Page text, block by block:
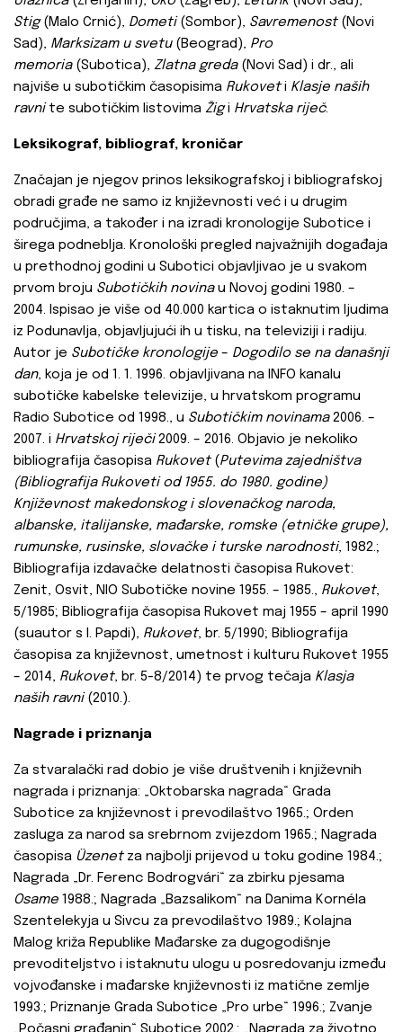
Stig(Malo Crnić), Dometi (Sombor), Savremenost (Novi
Sad), Marksizam u svetu (Beograd), Pro
memoria (Subotica), Zlatna greda (Novi Sad) i dr., ali
najviše u subotičkim časopisima Rukoveti Klasje naših
ravni te subotičkim listovima Žigi Hrvatska riječ.
Leksikograf, bibliograf, kroničar
Značajan je njegov prinos leksikografskoj i bibliografskoj
obradi građe ne samo iz književnosti već i u drugim
područjima, a također i na izradi kronologije Subotice i
širega podneblja. Kronološki pregled najvažnijih događaja
u prethodnoj godini u Subotici objavljivao je u svakom
prvom broju Subotičkih novinau Novoj godini 1980. –
2004. Ispisao je više od 40.000 kartica o istaknutim ljudima
iz Podunavlja, objavljujući ih u tisku, na televiziji i radiju.
Autor je Subotičke kronologije – Dogodilo se na današnji
dan, koja je od 1. 1. 1996. objavljivana na INFO kanalu
subotičke kabelske televizije, u hrvatskom programu
Radio Subotice od 1998., u Subotičkim novinama2006. –
2007. i Hrvatskoj riječi2009. – 2016. Objavio je nekoliko
bibliografija časopisa Rukovet (Putevima zajedništva
(Bibliografija Rukoveti od 1955. do 1980. godine)
Književnost makedonskog i slovenačkog naroda,
albanske, italijanske, mađarske, romske (etničke grupe),
rumunske, rusinske, slovačke i turske narodnosti, 1982.;
Bibliografija izdavačke delatnosti časopisa Rukovet:
Zenit, Osvit, NIO Subotičke novine 1955. – 1985., Rukovet,
5/1985; Bibliografija časopisa Rukovet maj 1955 – april 1990
(suautor s I. Papdi), Rukovet, br. 5/1990; Bibliografija
časopisa za književnost, umetnost i kulturu Rukovet 1955
– 2014, Rukovet, br. 5-8/2014) te prvog tečaja Klasja
naših ravni (2010.).
Nagrade i priznanja
Za stvaralački rad dobio je više društvenih i književnih
nagrada i priznanja: „Oktobarska nagrada“ Grada
Subotice za književnost i prevodilaštvo 1965.; Orden
zasluga za narod sa srebrnom zvijezdom 1965.; Nagrada
časopisa Üzenet za najbolji prijevod u toku godine 1984.;
Nagrada „Dr. Ferenc Bodrogvári“ za zbirku pjesama
Osame 1988.; Nagrada „Bazsalikom“ na Danima Kornéla
Szentelekyja u Sivcu za prevodilaštvo 1989.; Kolajna
Malog križa Republike Mađarske za dugogodišnje
prevoditeljstvo i istaknutu ulogu u posredovanju između
vojvođanske i mađarske književnosti iz matične zemlje
1993.; Priznanje Grada Subotice „Pro urbe“ 1996.; Zvanje